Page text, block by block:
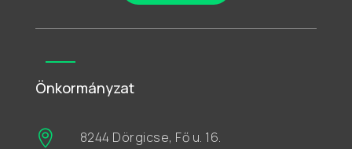
Önkormányzat
 8244 Dörgicse, Fő u. 16.